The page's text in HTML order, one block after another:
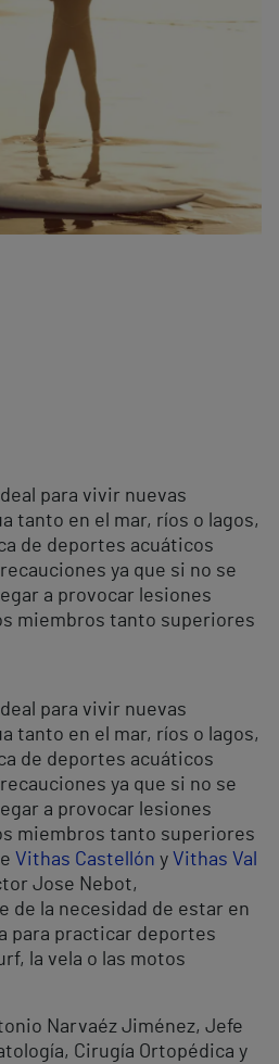
para vivir nuevas
tanto en el mar, ríos o lagos,
de deportes acuáticos
ya que si no se
a provocar lesiones
miembros tanto superiores
para vivir nuevas
tanto en el mar, ríos o lagos,
de deportes acuáticos
ya que si no se
a provocar lesiones
miembros tanto superiores
Vithas Castellón y Vithas Val
Jose Nebot,
de la necesidad de estar en
para practicar deportes
la vela o las motos
Narvaéz Jiménez, Jefe
Cirugía Ortopédica y